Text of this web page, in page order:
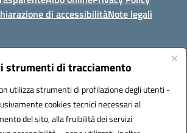
strumenti di tracciamento
utilizza strumenti di profilazione degli utenti -
cookies tecnici necessari al
del sito, alla fruibilità dei servizi
di accessibilitàNote legali
PEC: fgic86100g@pec.istruzione.it
UF0Y26 Codice IPA: istsc_fgic86100g
FGIC86100G